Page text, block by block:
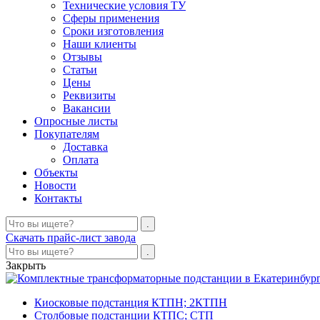
Технические условия ТУ
Сферы применения
Сроки изготовления
Наши клиенты
Отзывы
Статьи
Цены
Реквизиты
Вакансии
Опросные листы
Покупателям
Доставка
Оплата
Объекты
Новости
Контакты
Скачать прайс-лист завода
Закрыть
Киосковые подстанция КТПН; 2КТПН
Столбовые подстанции КТПС; СТП